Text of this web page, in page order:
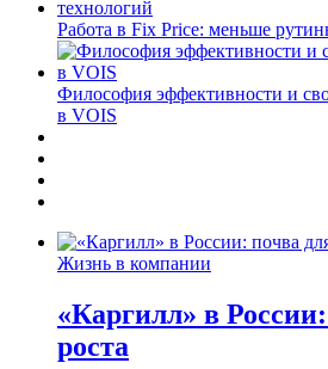
Работа в Fix Price: меньше
Философия эффективности и
в VOIS
Жизнь в компании
«Каргилл» в
роста